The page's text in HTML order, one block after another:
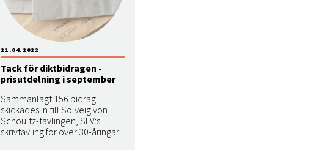
Tack för diktbidragen -
prisutdelning i september
Sammanlagt 156 bidrag
skickades in till Solveig von
Schoultz-tävlingen, SFV:s
skrivtävling för över 30-åringar.
21.04.2022